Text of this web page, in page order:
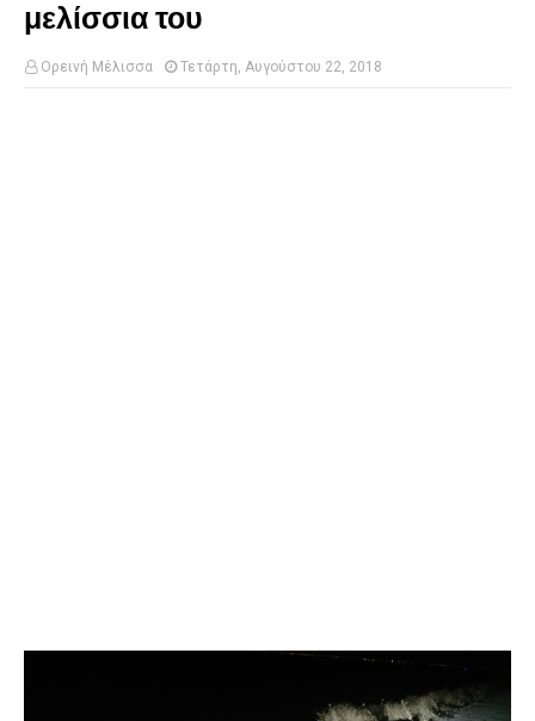
μελίσσια του
Ορεινή Μέλισσα Τετάρτη, Αυγούστου 22, 2018